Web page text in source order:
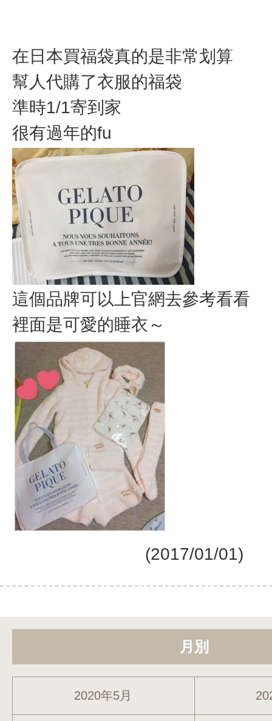
在日本買福袋真的是非常划算
幫人代購了衣服的福袋
準時1/1寄到家
很有過年的fu
這個品牌可以上官網去參考看看
裡面是可愛的睡衣～
(2017/01/01)
月別
2020年5月